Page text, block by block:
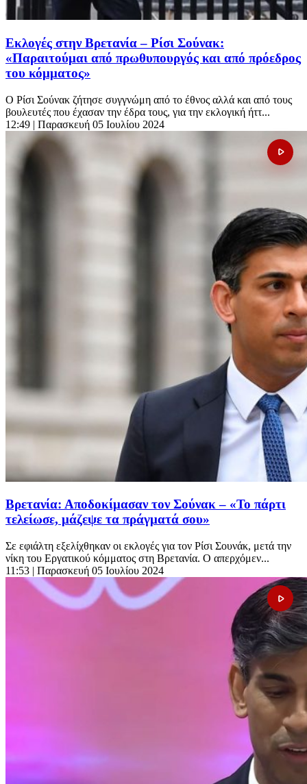
Εκλογές στην Βρετανία – Ρίσι Σούνακ:
«Παραιτούμαι από πρωθυπουργός και από πρόεδρος
του κόμματος»
Ο Ρίσι Σούνακ ζήτησε συγγνώμη από το έθνος αλλά και από τους
βουλευτές που έχασαν την έδρα τους, για την εκλογική ήττ...
12:49 | Παρασκευή 05 Ιουλίου 2024
Βρετανία: Αποδοκίμασαν τον Σούνακ – «Το πάρτι
τελείωσε, μάζεψε τα πράγματά σου»
Σε εφιάλτη εξελίχθηκαν οι εκλογές για τον Ρίσι Σουνάκ, μετά την
νίκη του Εργατικού κόμματος στη Βρετανία. Ο απερχόμεν...
11:53 | Παρασκευή 05 Ιουλίου 2024